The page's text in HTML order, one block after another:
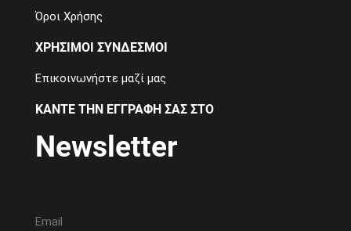
Όροι Χρήσης
ΧΡΗΣΙΜΟΙ ΣΥΝΔΕΣΜΟΙ
Επικοινωνήστε μαζί μας
ΚΑΝΤΕ ΤΗΝ ΕΓΓΡΑΦΗ ΣΑΣ ΣΤΟ
Newsletter